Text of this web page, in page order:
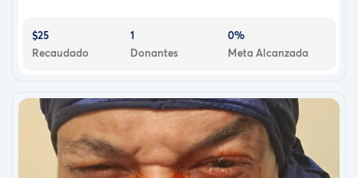
$25
Recaudado
1
Donantes
0%
Meta Alcanzada